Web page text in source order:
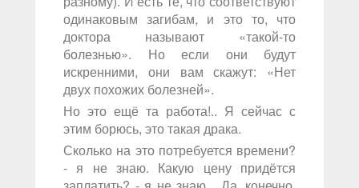
одинаковым загибам, и это то, что
доктора называют «такой-то
болезнью». Но если они будут
искренними, они вам скажут: «Нет
двух похожих болезней».
Но это ещё та работа!.. Я сейчас с
этим борюсь, это такая драка.
Сколько на это потребуется времени?
- я не знаю. Какую цену придётся